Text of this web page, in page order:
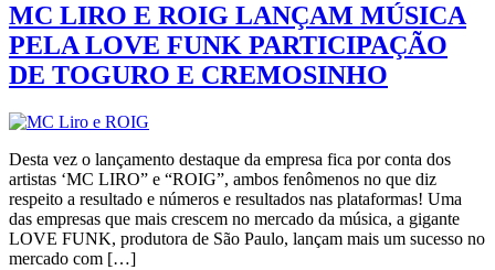
MC LIRO E ROIG LANÇAM MÚSICA
PELA LOVE FUNK PARTICIPAÇÃO
DE TOGURO E CREMOSINHO
Desta vez o lançamento destaque da empresa fica por conta dos
artistas ‘MC LIRO” e “ROIG”, ambos fenômenos no que diz
respeito a resultado e números e resultados nas plataformas! Uma
das empresas que mais crescem no mercado da música, a gigante
LOVE FUNK, produtora de São Paulo, lançam mais um sucesso no
mercado com […]